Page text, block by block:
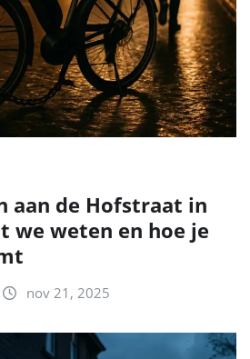
aan de Hofstraat in
we weten en hoe je
nov 21, 2025